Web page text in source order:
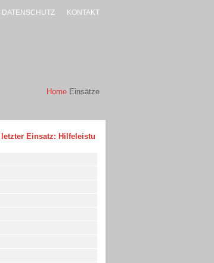
DATENSCHUTZ KONTAKT
Home Einsätze
letzter Einsatz: Hilfeleistung - klein - 02.08.2026 um 17:53